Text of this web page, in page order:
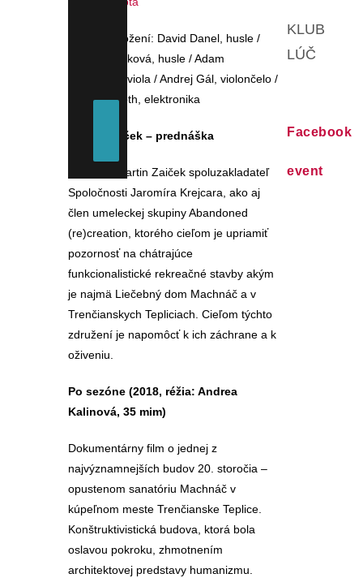
kapela v zložení: David Danel, husle /
Anna Veverková, husle / Adam
Pechočiak, viola / Andrej Gál, violončelo /
Miroslav Tóth, elektronika
Martin Zaiček – prednáška
Architekt Martin Zaiček spoluzakladateľ
Spoločnosti Jaromíra Krejcara, ako aj
člen umeleckej skupiny Abandoned
(re)creation, ktorého cieľom je upriamiť
pozornosť na chátrajúce
funkcionalistické rekreačné stavby akým
je najmä Liečebný dom Machnáč a v
Trenčianskych Tepliciach. Cieľom týchto
združení je napomôcť k ich záchrane a k
oživeniu.
Po sezóne (2018, réžia: Andrea
Kalinová, 35 mim)
Dokumentárny film o jednej z
najvýznamnejších budov 20. storočia –
opustenom sanatóriu Machnáč v
kúpeľnom meste Trenčianske Teplice.
Konštruktivistická budova, ktorá bola
oslavou pokroku, zhmotnením
architektovej predstavy humanizmu.
KLUB
LÚČ
Facebook
event